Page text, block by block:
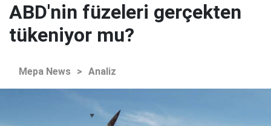
ABD'nin füzeleri gerçekten
tükeniyor mu?
Mepa News > Analiz